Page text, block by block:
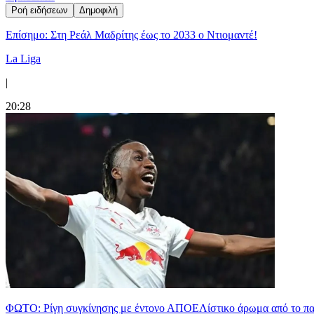
Ροή ειδήσεων Δημοφιλή
Επίσημο: Στη Ρεάλ Μαδρίτης έως το 2033 ο Ντιομαντέ!
La Liga
|
20:28
ΦΩΤΟ: Ρίγη συγκίνησης με έντονο ΑΠΟΕΛίστικο άρωμα από το